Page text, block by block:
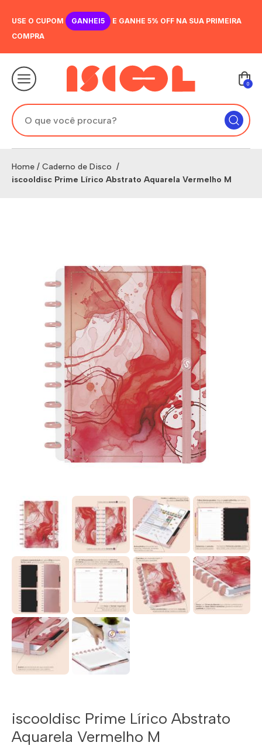
USE O CUPOM GANHEI5
E GANHE 5% OFF NA SUA PRIMEIRA
COMPRA
0
Home / Caderno de Disco /
iscooldisc Prime Lírico Abstrato Aquarela Vermelho M
iscooldisc Prime Lírico Abstrato
Aquarela Vermelho M